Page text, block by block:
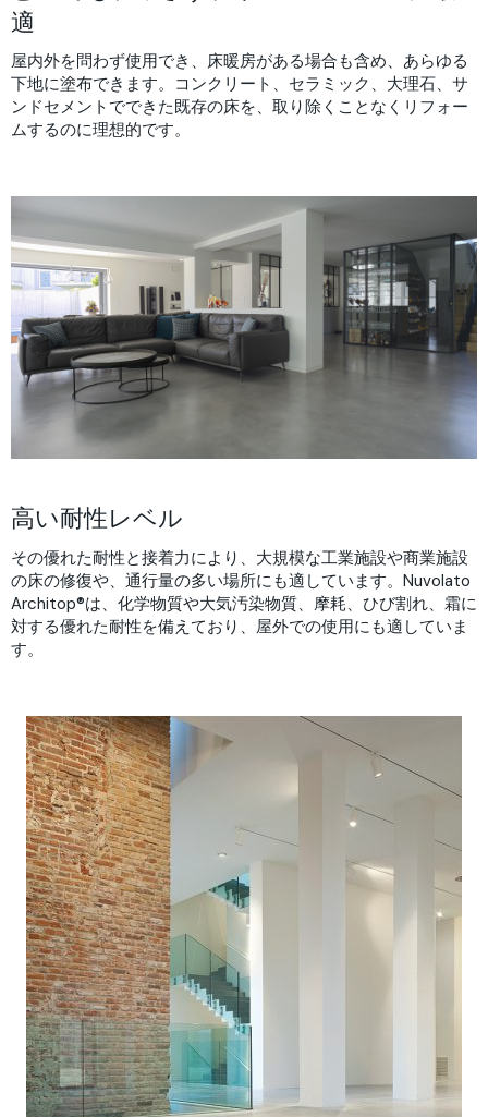
適
屋内外を問わず使用でき、床暖房がある場合も含め、あらゆる
下地に塗布できます。コンクリート、セラミック、大理石、サ
ンドセメントでできた既存の床を、取り除くことなくリフォー
ムするのに理想的です。
高い耐性レベル
その優れた耐性と接着力により、大規模な工業施設や商業施設
の床の修復や、通行量の多い場所にも適しています。Nuvolato
Architop®は、化学物質や大気汚染物質、摩耗、ひび割れ、霜に
対する優れた耐性を備えており、屋外での使用にも適していま
す。